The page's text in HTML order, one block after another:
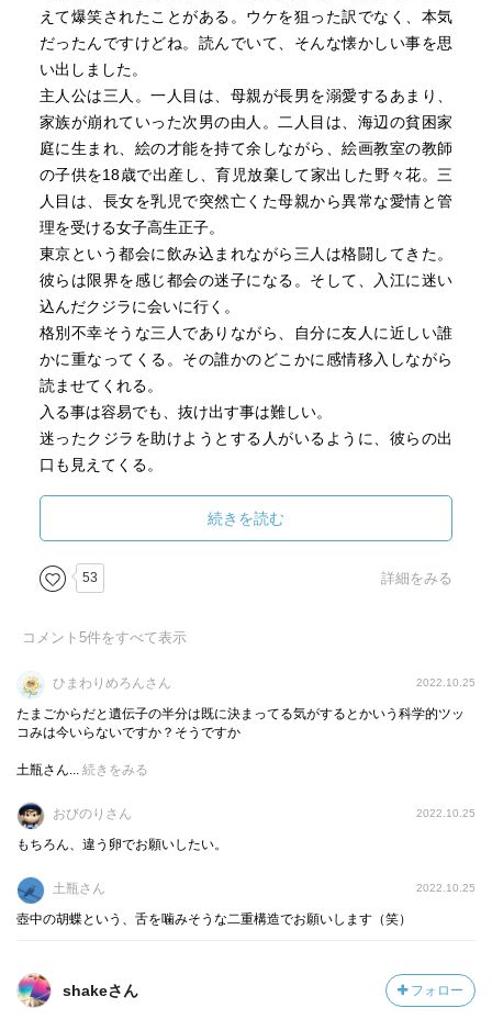
なるほど、このように『迷いクジラ』として感傷的になる
こと自体、人間の思い上がりとも言える行為なのかもしれ
ません。ちょうどリアルにクジラが迷い込んだというニュ
ースが大々的に報道されている中にこの作品を読めたこと
で、一方的に流れてくるニュースに別の視点を加味するこ
とができたように思います。結果、この作品の『迷いクジ
ラ』登場のシーンをとても感慨深く読むことができ、読書
にもタイミングというものがとても重要だと改めて思いま
した。
また、この作品には読み進めていく中で印象的な幾つかの
文章が登場します。二つご紹介します。
・『自分が見ていたのはライチの、あの茶色い、ゴジラみ
たいに硬い皮の部分だけだったのか。そのごつい皮の下に
白い実があることなんて、ちっとも知らなかった』。
→ 『デザイン会社』の社長としての野々花の姿しか見てこ
なかった由人が、彼女が見せる全く別人のような側面を垣
間見る中にこの比喩が登場します。そんな由人はこんな風
にも思います。『自分はミカが持っているかもしれないそ
の実の部分にたどり着いたのだろうか』。恋人だったミカ
の全ての側面を見れていたのかと由人が振り返るなんとも
は連想した』
→ すみません。引用する場面は濡れ場シーンからです。
『ひんやりとした○○の鼻先と、それとは正反対の熱い舌先
は空を見た」の激しい性描写に度肝を抜かれました(笑)が、
この作品はそういう方向性ではありませんので、ご安心く
このようにサラッと登場する比喩表現にも魅せられながら
までに、三人の主人公が一章ずつ、視点が移りながら登場
えて爆笑されたことがある。ウケを狙った訳でなく、本気
だったんですけどね。読んでいて、そんな懐かしい事を思
い出しました。
主人公は三人。一人目は、母親が長男を溺愛するあまり、
家族が崩れていった次男の由人。二人目は、海辺の貧困家
庭に生まれ、絵の才能を持て余しながら、絵画教室の教師
の子供を18歳で出産し、育児放棄して家出した野々花。三
人目は、長女を乳児で突然亡くた母親から異常な愛情と管
理を受ける女子高生正子。
東京という都会に飲み込まれながら三人は格闘してきた。
彼らは限界を感じ都会の迷子になる。そして、入江に迷い
込んだクジラに会いに行く。
格別不幸そうな三人でありながら、自分に友人に近しい誰
かに重なってくる。その誰かのどこかに感情移入しながら
読ませてくれる。
入る事は容易でも、抜け出す事は難しい。
迷ったクジラを助けようとする人がいるように、彼らの出
口も見えてくる。
続きを読む
53 詳細をみる
コメント 5件をすべて表示
ひまわりめろんさん 2022.10.25
たまごからだと遺伝子の半分は既に決まってる気がするとかいう科学的ツッ
コみは今いらないですか？そうですか
土瓶さん... 続きをみる
おびのりさん 2022.10.25
もちろん、違う卵でお願いしたい。
土瓶さん 2022.10.25
壺中の胡蝶という、舌を噛みそうな二重構造でお願いします（笑）
shakeさん フォロー